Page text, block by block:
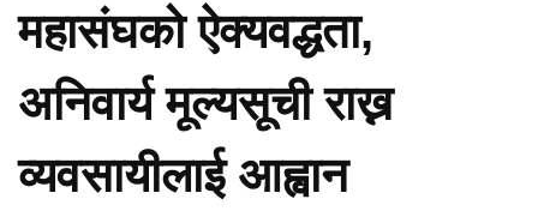
महासंघको ऐक्यवद्धता,
अनिवार्य मूल्यसूची राख्न
व्यवसायीलाई आह्वान